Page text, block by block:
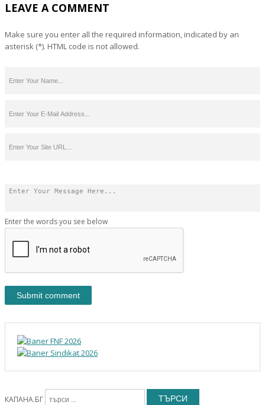
LEAVE A COMMENT
Make sure you enter all the required information, indicated by an
asterisk (*). HTML code is not allowed.
Enter the words you see below
КАПАНА.БГ ТЪРСИ